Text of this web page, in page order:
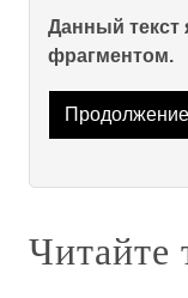
Данный текст
фрагментом.
Читайте